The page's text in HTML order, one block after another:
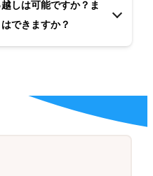
しは可能ですか？ま
できますか？